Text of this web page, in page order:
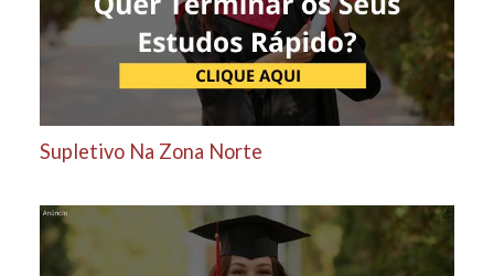
Supletivo Na Zona Norte